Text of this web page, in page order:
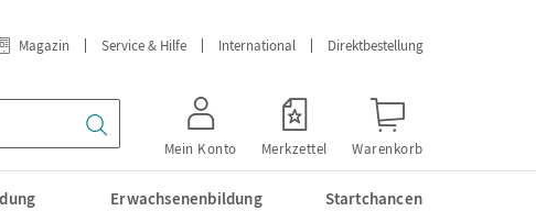
Magazin Service & Hilfe International Direktbestellung
Mein Konto Merkzettel Warenkorb
Erwachsenenbildung Startchancen